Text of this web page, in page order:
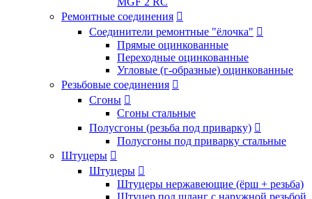
Ремонтные соединения 
Соединители ремонтные "ёлочка" 
Прямые оцинкованные
Переходные оцинкованные
Угловые (г-образные) оцинкованные
Резьбовые соединения 
Сгоны 
Сгоны стальные
Полусгоны (резьба под приварку) 
Полусгоны под приварку стальные
Штуцеры 
Штуцеры 
Штуцеры нержавеющие (ёрш + резьба)
Штуцер под шланг с наружной резьбой